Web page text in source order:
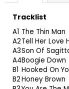
Tracklist
A1 The Thin Man
A2Tell Her Love
A3Son Of
A4Boogie Down
B1 Hooked On
B2Honey Brown
220
Kč